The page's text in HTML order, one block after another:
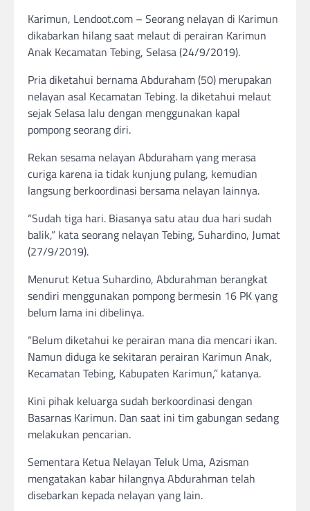
Karimun, Lendoot.com – Seorang nelayan di Karimun
dikabarkan hilang saat melaut di perairan Karimun
Anak Kecamatan Tebing, Selasa (24/9/2019).
Pria diketahui bernama Abduraham (50) merupakan
nelayan asal Kecamatan Tebing. Ia diketahui melaut
sejak Selasa lalu dengan menggunakan kapal
pompong seorang diri.
Rekan sesama nelayan Abduraham yang merasa
curiga karena ia tidak kunjung pulang, kemudian
langsung berkoordinasi bersama nelayan lainnya.
“Sudah tiga hari. Biasanya satu atau dua hari sudah
balik,” kata seorang nelayan Tebing, Suhardino, Jumat
(27/9/2019).
Menurut Ketua Suhardino, Abdurahman berangkat
sendiri menggunakan pompong bermesin 16 PK yang
belum lama ini dibelinya.
“Belum diketahui ke perairan mana dia mencari ikan.
Namun diduga ke sekitaran perairan Karimun Anak,
Kecamatan Tebing, Kabupaten Karimun,” katanya.
Kini pihak keluarga sudah berkoordinasi dengan
Basarnas Karimun. Dan saat ini tim gabungan sedang
melakukan pencarian.
Sementara Ketua Nelayan Teluk Uma, Azisman
mengatakan kabar hilangnya Abdurahman telah
disebarkan kepada nelayan yang lain.